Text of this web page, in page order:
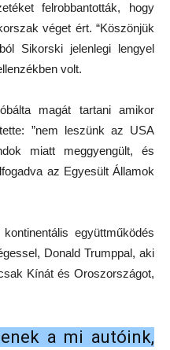
felrobbantották, hogy
véget ért. “Köszönjük
Sikorski jelenlegi lengyel
volt.
magát tartani amikor
”nem leszünk az USA
miatt meggyengült, és
az Egyesült Államok
együttműködés
Donald Trumppal, aki
Kínát és Oroszországot,
a mi autóink,